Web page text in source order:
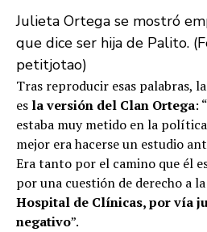
Julieta Ortega se mostró
que dice ser hija de Palito.
petitjotao)
Tras reproducir esas palabras,
es la versión del Clan Ortega:
estaba muy metido en la
mejor era hacerse un estudio
Era tanto por el camino que él
por una cuestión de derecho a
Hospital de Clínicas, por vía
negativo”.